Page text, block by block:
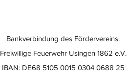
Bankverbindung des Fördervereins:
Freiwillige Feuerwehr Usingen 1862 e.V.
IBAN: DE68 5105 0015 0304 0688 25